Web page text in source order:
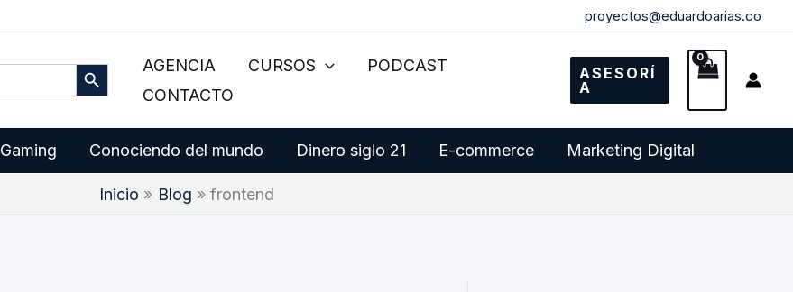
proyectos@eduardoarias.co
Botón de búsquedaAGENCIA CURSOS
PODCAST
CONTACTO
ASESORÍ
A
Gaming Conociendo del mundo Dinero siglo 21 E-commerce Marketing Digital
Inicio Blog frontend